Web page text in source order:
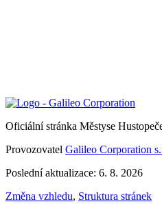
Oficiální stránka Městyse
Provozovatel Galileo Corporation
Poslední aktualizace: 6. 8. 2026
Změna vzhledu, Struktura stránek